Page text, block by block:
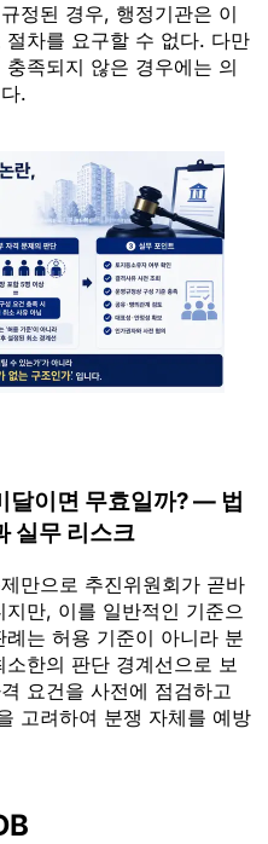
정된 경우, 행정기관은 이
차를 요구할 수 없다. 다만
족되지 않은 경우에는 의
.
달이면 무효일까? — 법
실무 리스크
만으로 추진위원회가 곧바
만, 이를 일반적인 기준으
는 허용 기준이 아니라 분
한의 판단 경계선으로 보
요건을 사전에 점검하고
고려하여 분쟁 자체를 예방